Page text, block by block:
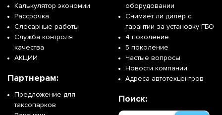
Калькулятор экономии
Рассрочка
Слесарные работы
Служба контроля
качества
АКЦИИ
Партнерам:
Предложение для
таксопарков
оборудовании
Снимает ли дилер с
гарантии за установку ГБО
4 поколение
5 поколение
Частые вопросы
Новости компании
Адреса автотехцентров
Поиск: